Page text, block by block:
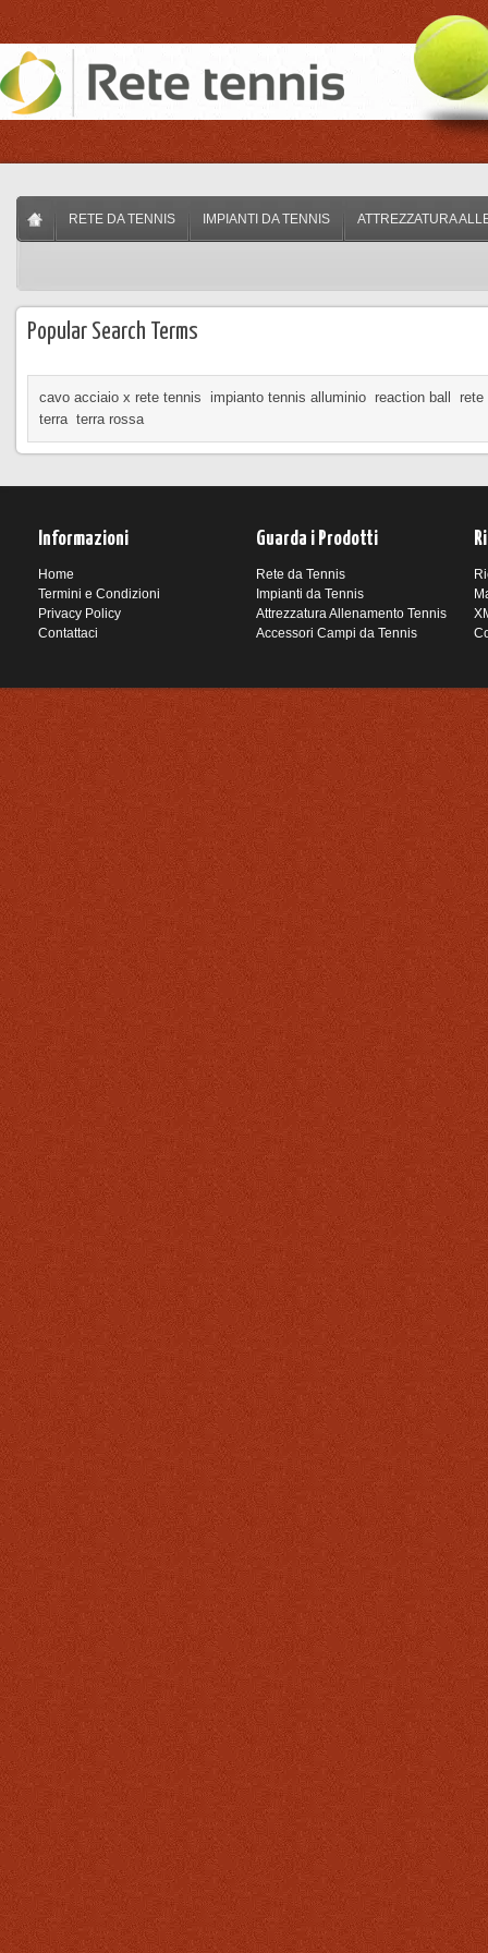
RETE DA TENNIS IMPIANTI DA TENNIS ATTREZZATURA
Popular Search Terms
cavo acciaio x rete tennis impianto tennis alluminio reaction ball
terra terra rossa
Informazioni
Home
Termini e Condizioni
Privacy Policy
Contattaci
Guarda i Prodotti
Rete da Tennis
Impianti da Tennis
Attrezzatura Allenamento Tennis
Accessori Campi da Tennis